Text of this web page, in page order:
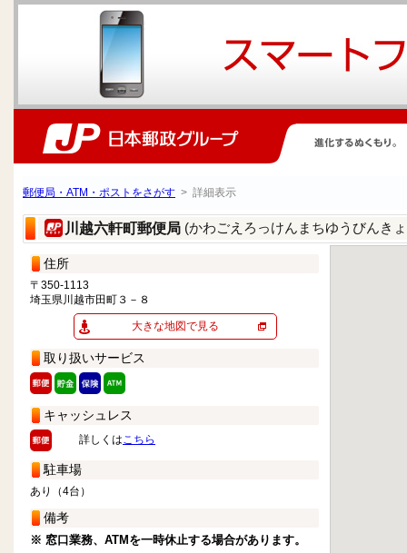
郵便局・ATM・ポストをさがす > 詳細表示
川越六軒町郵便局 (かわごえろっけんまちゆうびんき
住所
〒350-1113
埼玉県川越市田町３－８
大きな地図で見る
取り扱いサービス
キャッシュレス
詳しくはこちら
駐車場
あり（4台）
備考
※ 窓口業務、ATMを一時休止する場合があります。